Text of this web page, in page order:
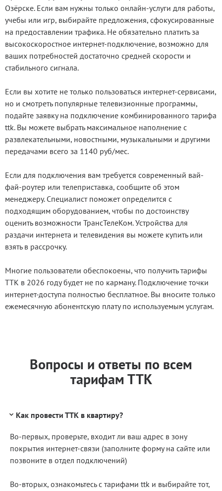
Озёрске. Если вам нужны только онлайн-услуги для работы,
учебы или игр, выбирайте предложения, сфокусированные
на предоставлении трафика. Не обязательно платить за
высокоскоростное интернет-подключение, возможно для
ваших потребностей достаточно средней скорости и
стабильного сигнала.
Если вы хотите не только пользоваться интернет-сервисами,
но и смотреть популярные телевизионные программы,
подайте заявку на подключение комбинированного тарифа
ttk. Вы можете выбрать максимальное наполнение с
развлекательными, новостными, музыкальными и другими
передачами всего за 1140 руб/мес.
Если для подключения вам требуется современный вай-
фай-роутер или телеприставка, сообщите об этом
менеджеру. Специалист поможет определится с
подходящим оборудованием, чтобы по достоинству
оценить возможности ТрансТелеКом. Устройства для
раздачи интернета и телевидения вы можете купить или
взять в рассрочку.
Многие пользователи обеспокоены, что получить тарифы
ТТК в 2026 году будет не по карману. Подключение точки
интернет-доступа полностью бесплатное. Вы вносите только
ежемесячную абонентскую плату по используемым услугам.
Вопросы и ответы по всем
тарифам ТТК
Как провести ТТК в квартиру?
Во-первых, проверьте, входит ли ваш адрес в зону
покрытия интернет-связи (заполните форму на сайте или
позвоните в отдел подключений)
Во-вторых, ознакомьтесь с тарифами ttk и выбирайте тот,